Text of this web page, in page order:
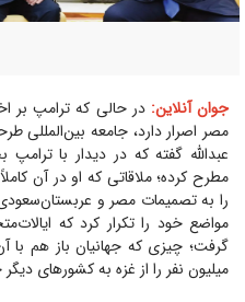
جوان آنلاین: در حالی که ترامپ بر
مصر اصرار دارد، جامعه
عبدالله گفته که در دیدار با
مطرح کرده؛ ملاقاتی که او در آن
را به تصمیمات مصر و
مواضع خود را تکرار کرد که
میلیون نفر را از غزه به کشور‌های